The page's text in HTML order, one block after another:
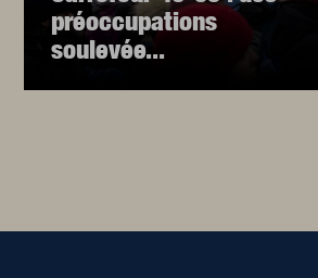
préoccupations
soulevée...